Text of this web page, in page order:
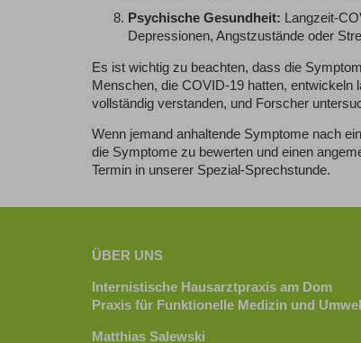
Psychische Gesundheit: Langzeit-
Depressionen, Angstzustände oder
Es ist wichtig zu beachten, dass die
Menschen, die COVID-19 hatten,
vollständig verstanden, und Forscher
Wenn jemand anhaltende Symptome nach
die Symptome zu bewerten und einen
Termin in unserer Spezial-Sprechstunde.
ÜBER UNS
Internistische Hausarztpraxis am Dom
Praxis für Funktionelle Medizin und
Matthias Salewski